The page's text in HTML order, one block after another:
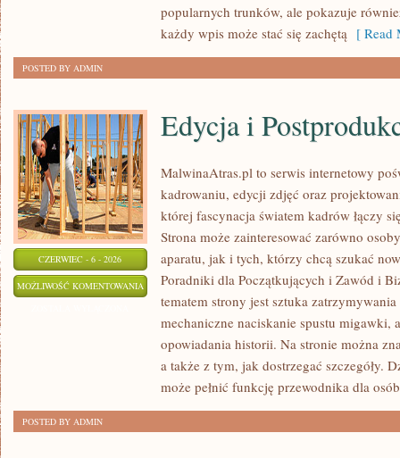
popularnych trunków, ale pokazuje
każdy wpis może stać się zachętą [ Read
POSTED BY ADMIN
CZERWIEC - 6 - 2026
MOŻLIWOŚĆ KOMENTOWANIA EDYCJA
POSTPRODUKCJA
Edycja i
MalwinaAtras.pl to serwis internetowy
kadrowaniu, edycji zdjęć oraz
której fascynacja światem kadrów łączy
Strona może zainteresować zarówno
aparatu, jak i tych, którzy chcą szukać
Poradniki dla Początkujących i Zawód i
tematem strony jest sztuka
mechaniczne naciskanie spustu migawki,
opowiadania historii. Na stronie można
a także z tym, jak dostrzegać szczegóły.
może pełnić funkcję przewodnika dla
POSTED BY ADMIN